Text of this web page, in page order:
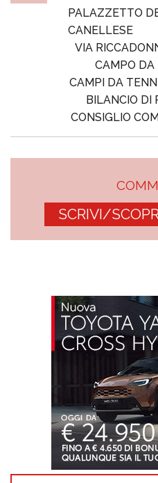
PALAZZETTO
CANELLESE
VIA
CAMPO DA
CAMPI DA
BILANCIO DI
CONSIGLIO
SCRIVI/